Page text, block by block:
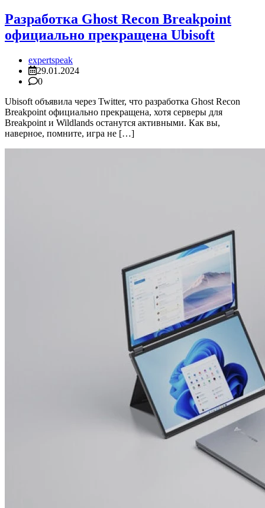
Разработка Ghost Recon Breakpoint
официально прекращена Ubisoft
expertspeak
29.01.2024
0
Ubisoft объявила через Twitter, что разработка Ghost Recon
Breakpoint официально прекращена, хотя серверы для
Breakpoint и Wildlands останутся активными. Как вы,
наверное, помните, игра не […]